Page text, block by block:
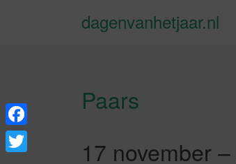
dagenvanhetjaar.nl
Paars
17 november
F